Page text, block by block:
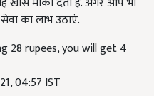
का लाभ उठाएं.
28 rupees, you will get 4
04:57 IST